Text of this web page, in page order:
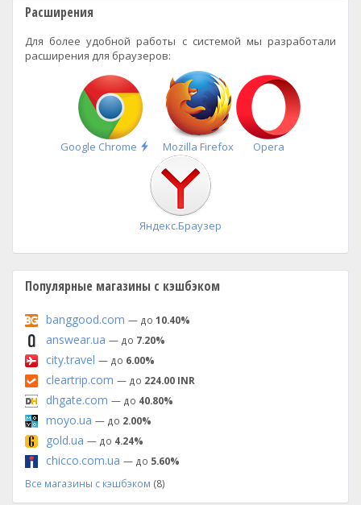
Расширения
Для более удобной работы с системой мы разработали
расширения для браузеров:
Google Chrome
Быстрая
установка
Mozilla Firefox Opera
Яндекс.Браузер
Популярные магазины с кэшбэком
banggood.com — до 10.40%
answear.ua — до 7.20%
city.travel — до 6.00%
cleartrip.com — до 224.00 INR
dhgate.com — до 40.80%
moyo.ua — до 2.00%
gold.ua — до 4.24%
chicco.com.ua — до 5.60%
Все магазины с кэшбэком (8)